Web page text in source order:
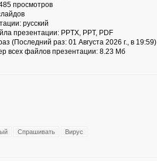
просмотров
русский
презентации: PPTX, PPT, PDF
(Последний раз: 01 Августа 2026 г., в 19:59)
всех файлов презентации: 8.23 Мб
Спрашивать Вирус